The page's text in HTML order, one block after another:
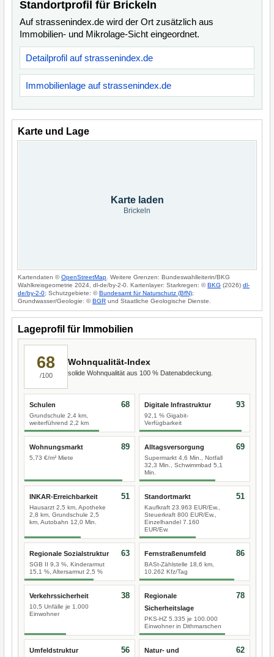
Standortprofil für Brickeln
Auf strassenindex.de wird der Ort zusätzlich aus
Immobilien- und Mikrolage-Sicht eingeordnet.
Detailprofil auf strassenindex.de
Immobilienlage auf strassenindex.de
Karte und Lage
Karte laden
Brickeln
Kartendaten ©OpenStreetMap . Weitere Grenzen: Bundeswahlleiterin/BKG
Wahlkreisgeometrie 2024, dl-de/by-2-0. Kartenlayer: Starkregen: ©BKG (2026) dl-
de/by-2-0; Schutzgebiete: ©Bundesamt für Naturschutz (BfN);
Grundwasser/Geologie: ©BGR und Staatliche Geologische Dienste.
Lageprofil für Immobilien
68
/100
Wohnqualität-Index
solide Wohnqualität aus 100 % Datenabdeckung.
Schulen
Grundschule 2,4 km,
weiterführend 2,2 km
68 Digitale Infrastruktur
92,1 % Gigabit-
Verfügbarkeit
93
Wohnungsmarkt
5,73 €/m² Miete
89 Alltagsversorgung
Supermarkt 4,6 Min., Notfall
32,3 Min., Schwimmbad 5,1
Min.
69
INKAR-Erreichbarkeit
Hausarzt 2,5 km, Apotheke
2,8 km, Grundschule 2,5
km, Autobahn 12,0 Min.
51 Standortmarkt
Kaufkraft 23.963 EUR/Ew.,
Steuerkraft 800 EUR/Ew.,
Einzelhandel 7.160
EUR/Ew.
51
Regionale Sozialstruktur
SGB II 9,3 %, Kinderarmut
15,1 %, Altersarmut 2,5 %
63 Fernstraßenumfeld
BASt-Zählstelle 18,6 km,
10.262 Kfz/Tag
86
Verkehrssicherheit
10,5 Unfälle je 1.000
Einwohner
38
Regionale
Sicherheitslage
PKS-HZ 5.335 je 100.000
Einwohner in Dithmarschen
78
Umfeldstruktur 56
Natur- und
62